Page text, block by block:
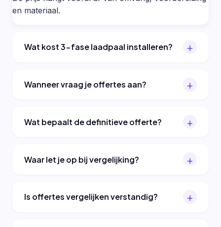
en materiaal.
Wat kost 3-fase laadpaal installeren?
Wanneer vraag je offertes aan?
Wat bepaalt de definitieve offerte?
Waar let je op bij vergelijking?
Is offertes vergelijken verstandig?